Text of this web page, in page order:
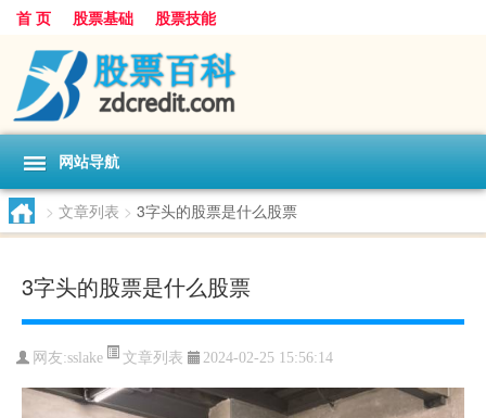
首 页 股票基础 股票技能
网站导航
> 文章列表 > 3字头的股票是什么股票
3字头的股票是什么股票
网友:sslake 文章列表 2024-02-25 15:56:14